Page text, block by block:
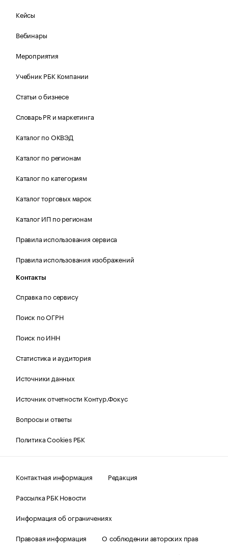
Кейсы
Вебинары
Мероприятия
Учебник РБК Компании
Статьи о бизнесе
Словарь PR и маркетинга
Каталог по ОКВЭД
Каталог по регионам
Каталог по категориям
Каталог торговых марок
Каталог ИП по регионам
Правила использования сервиса
Правила использования изображений
Контакты
Справка по сервису
Поиск по ОГРН
Поиск по ИНН
Статистика и аудитория
Источники данных
Источник отчетности Контур.Фокус
Вопросы и ответы
Политика Cookies РБК
Контактная информация
Редакция
Рассылка РБК Новости
Информация об ограничениях
Правовая информация
О соблюдении авторских прав